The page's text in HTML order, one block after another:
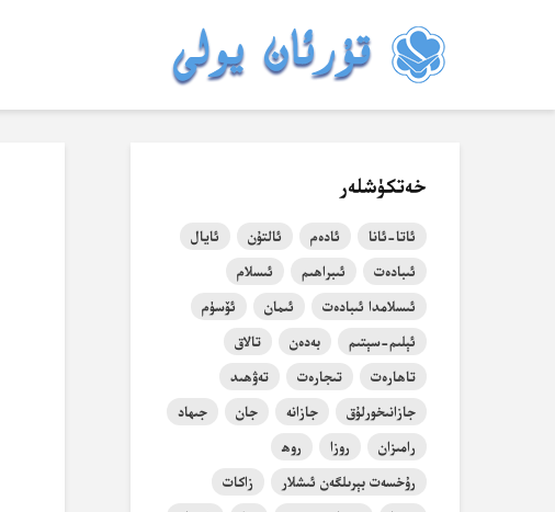
خەتكۈشلەر
ئاتا-ئانا ئادەم ئالتۇن
ئايال
ئىبادەت
ئىبراھىم
ئىسلام
ئىسلامدا ئىبادەت
ئىمان
ئۆسۈم
ئېلىم-سېتىم
بەدەن
تالاق
تاھارەت
تىجارەت
تەۋھىد
جازانىخورلۇق
جازانە جان
جىھاد
رامىزان
روزا
روھ
رۇخسەت بېرىلگەن ئىشلار
زاكات